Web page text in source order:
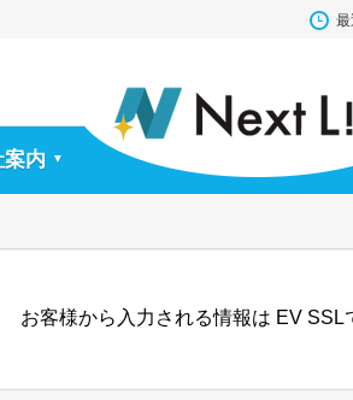
内 ▼
お客様から入力される情報は EV SSL